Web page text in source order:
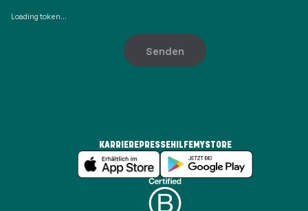
Loading token...
Senden
KARRIEREPRESSEHILFEMYSTORE